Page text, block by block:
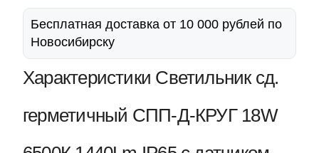
Бесплатная доставка от 10 000 рублей по
Новосибирску
Характеристики Светильник сд.
герметичный СПП-Д-КРУГ 18W